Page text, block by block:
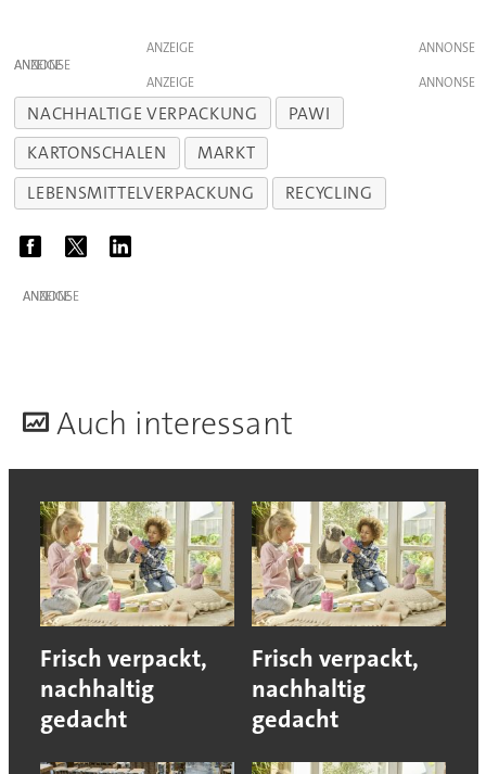
ANZEIGE
ANZEIGE
ANZEIGE
NACHHALTIGE VERPACKUNG
PAWI
KARTONSCHALEN
MARKT
LEBENSMITTELVERPACKUNG
RECYCLING
ANZEIGE
Auch interessant
Frisch verpackt,
nachhaltig
gedacht
Frisch verpackt,
nachhaltig
gedacht